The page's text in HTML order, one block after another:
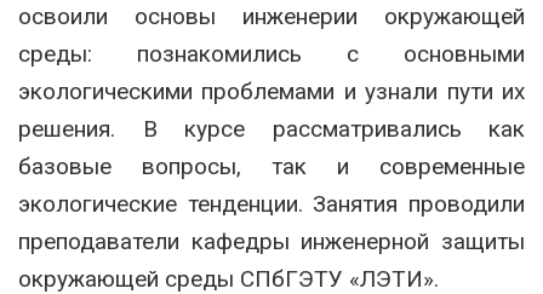
освоили основы инженерии окружающей
среды: познакомились с основными
экологическими проблемами и узнали пути их
решения. В курсе рассматривались как
базовые вопросы, так и современные
экологические тенденции. Занятия проводили
преподаватели кафедры инженерной защиты
окружающей среды СПбГЭТУ «ЛЭТИ».